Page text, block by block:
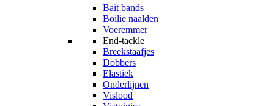
Bait bands
Boilie naalden
Voeremmer
End-tackle
Breekstaafjes
Dobbers
Elastiek
Onderlijnen
Vislood